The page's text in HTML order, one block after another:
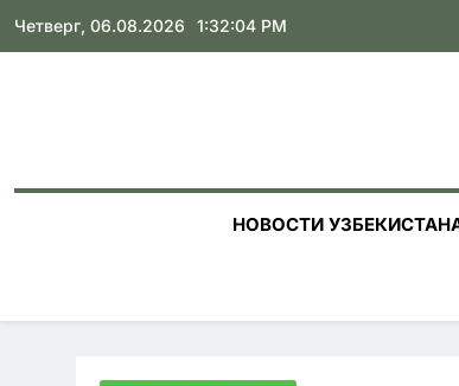
Skip
Четверг, 06.08.2026 1:32:05 PM
НОВОСТИ